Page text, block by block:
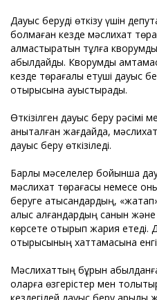
Дауыс беруді өткізу үшін
болмаған кезде мәслихат
алмастыратын тұлға
қабылдайды. Кворумды
кезде төрағалық етуші дауыс
отырысына ауыстырады.
Өткізілген дауыс беру рәсімі
анықталған жағдайда,
дауыс беру өткізіледі.
Барлық мәселелер бойынша
мәслихат төрағасы немесе
беруге қатысқандардың,
қалыс қалғандардың санын
көрсете отырып жария етеді.
отырысының хаттамасына
Мәслихаттың бұрын
оларға өзгерістер мен